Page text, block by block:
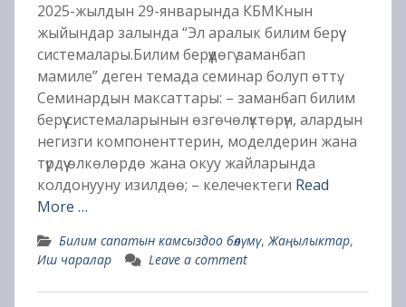
2025-жылдын 29-январында КБМКнын
жыйындар залында “Эл аралык билим берүү
системалары.Билим берүүдөгү заманбап
мамиле” деген темада семинар болуп өттү.
Семинардын максаттары: – заманбап билим
берүү системаларынын өзгөчөлүктөрүн, алардын
негизги компоненттерин, моделдерин жана
түрдүү өлкөлөрдө жана окуу жайларында
колдонууну изилдөө; – келечектеги Read
More …
Билим сапатын камсыздоо бөлүмү,Жаңылыктар,
Иш чаралар
Leave a comment